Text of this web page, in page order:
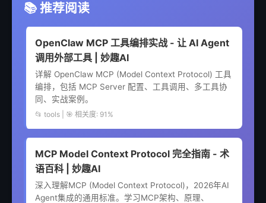
📚 推荐阅读
OpenClaw MCP 工具编排实战 - 让 AI Agent
调用外部工具 | 妙趣AI
详解 OpenClaw MCP (Model Context Protocol) 工具
编排，包括 MCP Server 配置、工具调用、多工具协
同、实战案例。
📂 tools | 🎯 相关度: 91%
MCP Model Context Protocol 完全指南 - 术
语百科 | 妙趣AI
深入理解MCP (Model Context Protocol)，2026年AI
Agent集成的通用标准。学习MCP架构、原理、